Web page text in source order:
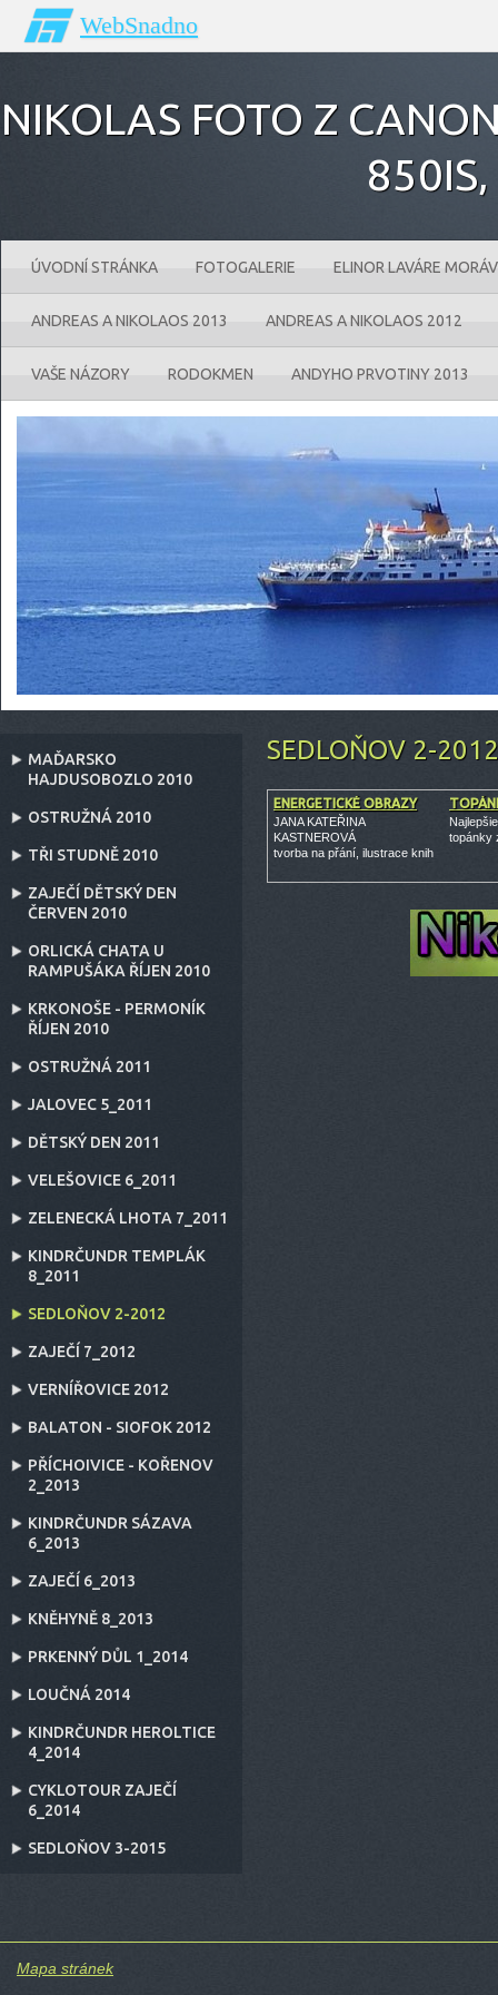
WebSnadno
NIKOLAS FOTO Z
ÚVODNÍ STRÁNKA FOTOGALERIE ELINOR LAVÁRE
ANDREAS A NIKOLAOS 2013 ANDREAS A NIKOLAOS 2012
VAŠE NÁZORY RODOKMEN ANDYHO PRVOTINY 2013
SEDLOŇOV 2-2012
ENERGETICKÉ OBRAZY
JANA KATEŘINA
KASTNEROVÁ
tvorba na přání, ilustrace knih
topánky
MAĎARSKO
HAJDUSOBOZLO 2010
OSTRUŽNÁ 2010
TŘI STUDNĚ 2010
ZAJEČÍ DĚTSKÝ DEN
ČERVEN 2010
ORLICKÁ CHATA U
RAMPUŠÁKA ŘÍJEN 2010
KRKONOŠE - PERMONÍK
ŘÍJEN 2010
OSTRUŽNÁ 2011
JALOVEC 5_2011
DĚTSKÝ DEN 2011
VELEŠOVICE 6_2011
ZELENECKÁ LHOTA 7_2011
KINDRČUNDR TEMPLÁK
8_2011
SEDLOŇOV 2-2012
ZAJEČÍ 7_2012
VERNÍŘOVICE 2012
BALATON - SIOFOK 2012
PŘÍCHOIVICE - KOŘENOV
2_2013
KINDRČUNDR SÁZAVA
6_2013
ZAJEČÍ 6_2013
KNĚHYNĚ 8_2013
PRKENNÝ DŮL 1_2014
LOUČNÁ 2014
KINDRČUNDR HEROLTICE
4_2014
CYKLOTOUR ZAJEČÍ
6_2014
SEDLOŇOV 3-2015
Mapa stránek